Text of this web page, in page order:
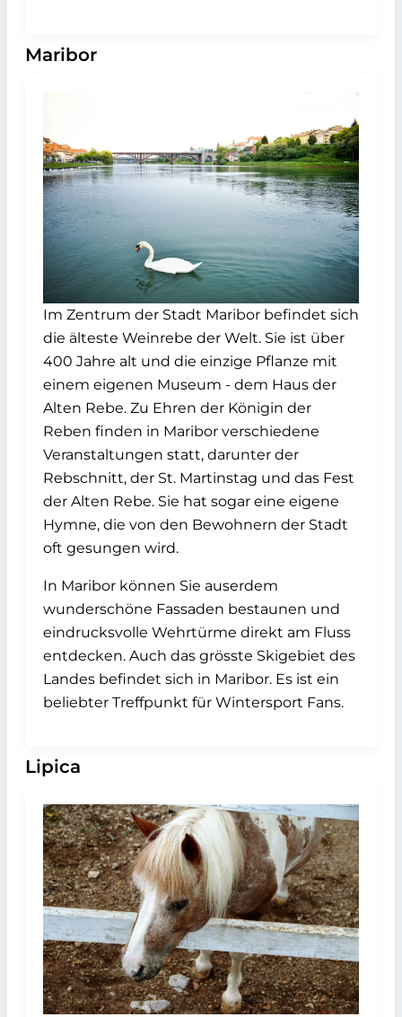
Maribor
Im Zentrum der Stadt Maribor befindet sich
die älteste Weinrebe der Welt. Sie ist über
400 Jahre alt und die einzige Pflanze mit
einem eigenen Museum - dem Haus der
Alten Rebe. Zu Ehren der Königin der
Reben finden in Maribor verschiedene
Veranstaltungen statt, darunter der
Rebschnitt, der St. Martinstag und das Fest
der Alten Rebe. Sie hat sogar eine eigene
Hymne, die von den Bewohnern der Stadt
oft gesungen wird.
In Maribor können Sie auserdem
wunderschöne Fassaden bestaunen und
eindrucksvolle Wehrtürme direkt am Fluss
entdecken. Auch das grösste Skigebiet des
Landes befindet sich in Maribor. Es ist ein
beliebter Treffpunkt für Wintersport Fans.
Lipica